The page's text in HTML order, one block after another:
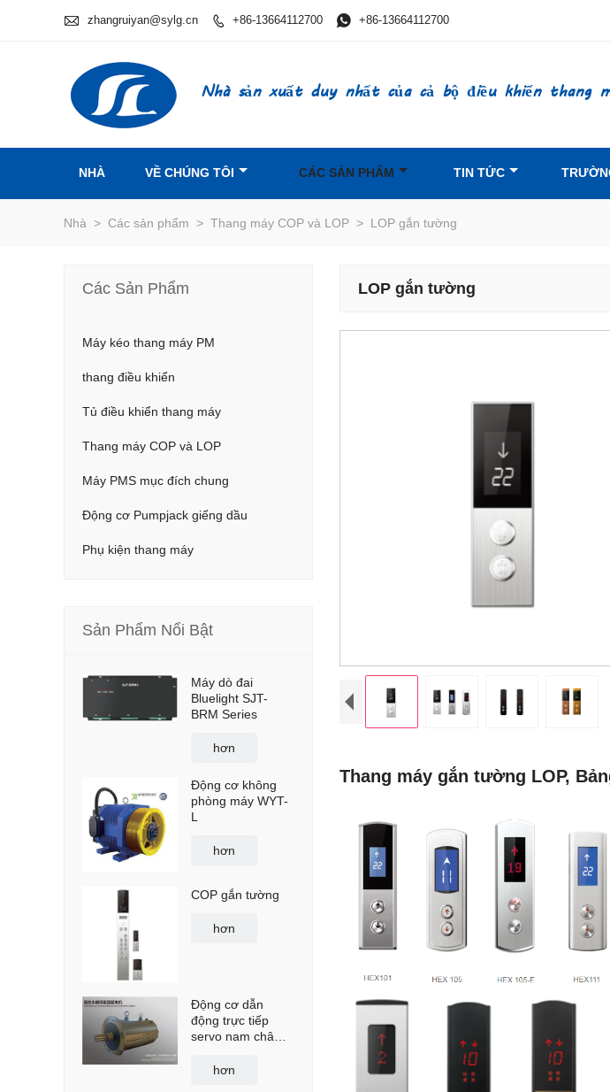
 zhangruiyan@sylg.cn  +86-13664112700  +86-13664112700
Nhà sản xuất duy nhất của cả bộ điều khiển thang
NHÀ VỀ CHÚNG TÔI CÁC SẢN PHẨM TIN TỨC
Nhà > Các sản phẩm > Thang máy COP và LOP > LOP gắn tường
LOP gắn tường
Thang máy gắn tường LOP,
Các Sản Phẩm
Máy kéo thang máy PM
thang điều khiển
Tủ điều khiển thang máy
Thang máy COP và LOP
Máy PMS mục đích chung
Động cơ Pumpjack giếng dầu
Phụ kiện thang máy
Sản Phẩm Nổi Bật
Máy dò đai
Bluelight SJT-
BRM Series
hơn
Động cơ không
phòng máy WYT-
L
hơn
COP gắn tường
hơn
Động cơ dẫn
động trực tiếp
servo nam châm
cao làm mát bằng
hơn